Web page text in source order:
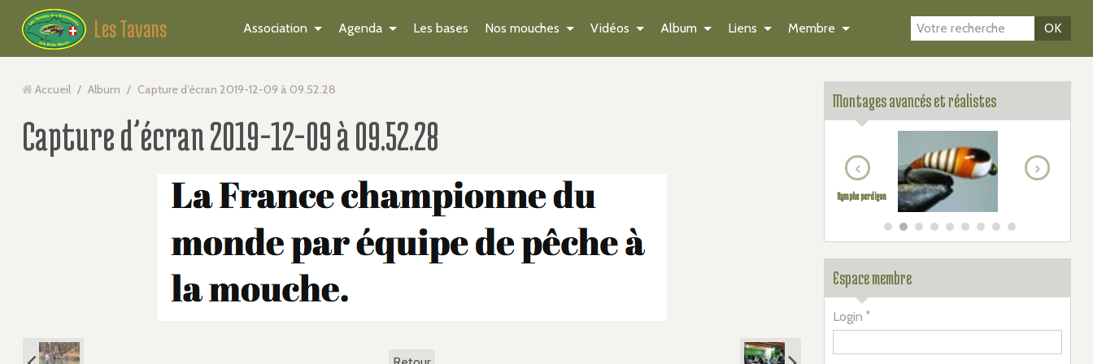
Les Tavans OK
Association Agenda Les bases Nos mouches Vidéos Album Liens Membre
Accueil / Album / Capture d’écran 2019-12-09 à 09.52.28
Capture d’écran 2019-12-09 à 09.52.28
Montages avancés et réalistes
Nymphe perdigon
‹ ›
Espace membre
Login